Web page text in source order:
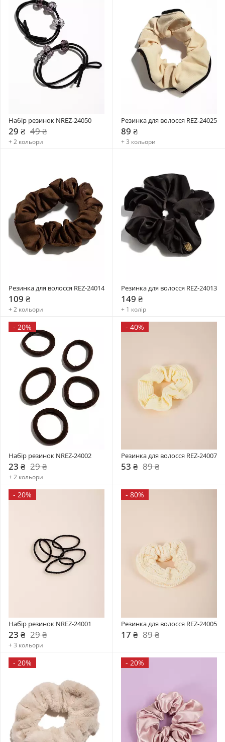
Набір резинок NREZ-24050
29 ₴ 49 ₴
+ 2 кольори
Резинка для волосся REZ-24025
89 ₴
+ 3 кольори
Резинка для волосся REZ-24014
109 ₴
+ 2 кольори
Резинка для волосся REZ-24013
149 ₴
+ 1 колір
- 20%
Набір резинок NREZ-24002
23 ₴ 29 ₴
+ 2 кольори
- 40%
Резинка для волосся REZ-24007
53 ₴ 89 ₴
- 20%
Набір резинок NREZ-24001
23 ₴ 29 ₴
+ 3 кольори
- 80%
Резинка для волосся REZ-24005
17 ₴ 89 ₴
- 20% - 20%